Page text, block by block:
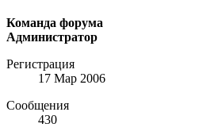
Команда форума
Администратор
Регистрация
17 Мар 2006
Сообщения
430